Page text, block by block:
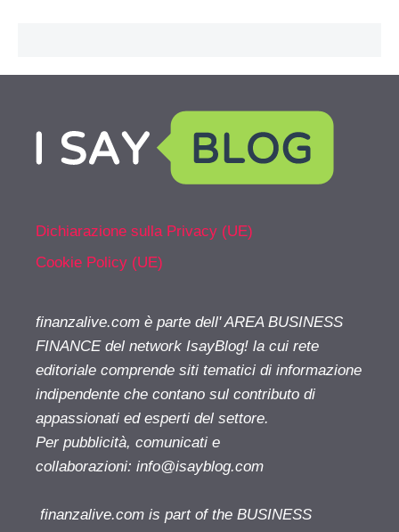
Dichiarazione sulla Privacy (UE)
Cookie Policy (UE)
finanzalive.com è parte dell' AREA BUSINESS
FINANCE del network IsayBlog! la cui rete
editoriale comprende siti tematici di informazione
indipendente che contano sul contributo di
appassionati ed esperti del settore.
Per pubblicità, comunicati e
collaborazioni: info@isayblog.com
finanzalive.com is part of the BUSINESS